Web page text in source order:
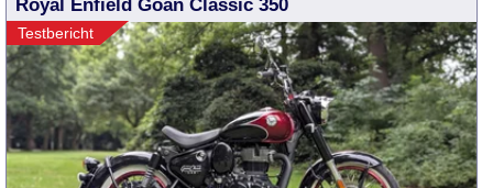
Royal Enfield Goan Classic 350
Testbericht